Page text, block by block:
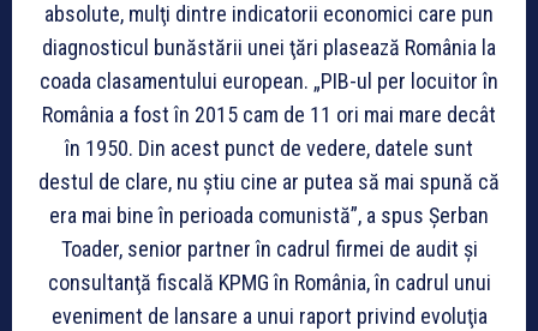
absolute, mulţi dintre indicatorii economici care pun
diagnosticul bunăstării unei ţări plasează România la
coada clasamentului european. „PIB-ul per locuitor în
România a fost în 2015 cam de 11 ori mai mare decât
în 1950. Din acest punct de vedere, datele sunt
destul de clare, nu ştiu cine ar putea să mai spună că
era mai bine în perioada comunistă”, a spus Şerban
Toader, senior partner în cadrul firmei de audit şi
consultanţă fiscală KPMG în România, în cadrul unui
eveniment de lansare a unui raport privind evoluţia